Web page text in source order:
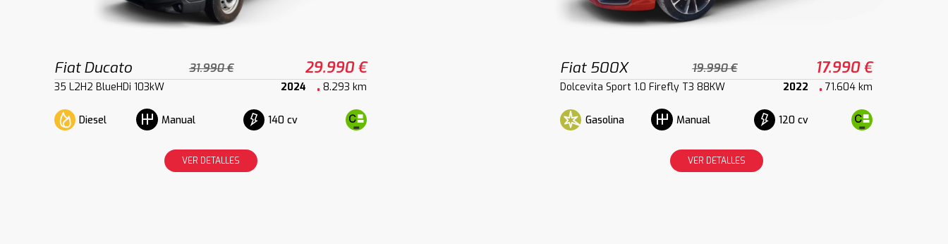
Fiat Ducato 31.990 € 29.990 €
35 L2H2 BlueHDi 103kW 2024 8.293 km
Diesel Manual 140 cv
VER DETALLES
Fiat 500X 19.990 € 17.990 €
Dolcevita Sport 1.0 Firefly T3 88KW 2022 71.604 km
Gasolina Manual 120 cv
VER DETALLES